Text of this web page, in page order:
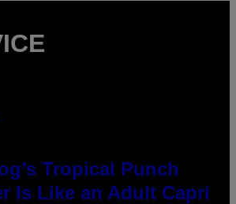
Tropical Punch
Is Like an Adult Capri